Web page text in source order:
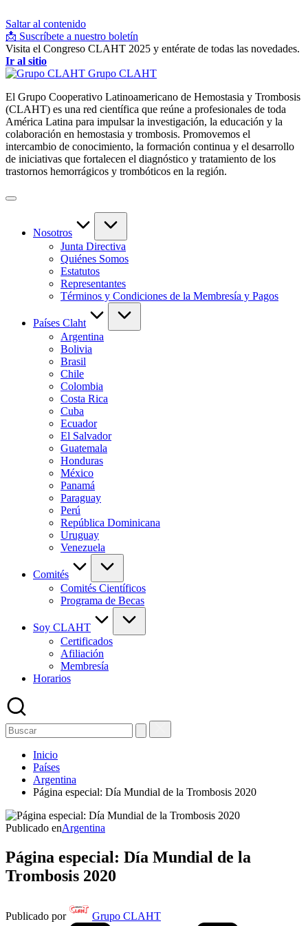
Saltar al contenido
📩 Suscríbete a nuestro boletín
Visita el Congreso CLAHT 2025 y entérate de todas las novedades.
Ir al sitio
Grupo CLAHT
El Grupo Cooperativo Latinoamericano de Hemostasia y Trombosis
(CLAHT) es una red científica que reúne a profesionales de toda
América Latina para impulsar la investigación, la educación y la
colaboración en hemostasia y trombosis. Promovemos el
intercambio de conocimiento, la formación continua y el desarrollo
de iniciativas que fortalecen el diagnóstico y tratamiento de los
trastornos hemorrágicos y trombóticos en la región.
Nosotros
Junta Directiva
Quiénes Somos
Estatutos
Representantes
Términos y Condiciones de la Membresía y Pagos
Países Claht
Argentina
Bolivia
Brasil
Chile
Colombia
Costa Rica
Cuba
Ecuador
El Salvador
Guatemala
Honduras
México
Panamá
Paraguay
Perú
República Dominicana
Uruguay
Venezuela
Comités
Comités Científicos
Programa de Becas
Soy CLAHT
Certificados
Afiliación
Membresía
Horarios
Inicio
Países
Argentina
Página especial: Día Mundial de la Trombosis 2020
Publicado enArgentina
Página especial: Día Mundial de la
Trombosis 2020
Publicado por Grupo CLAHT